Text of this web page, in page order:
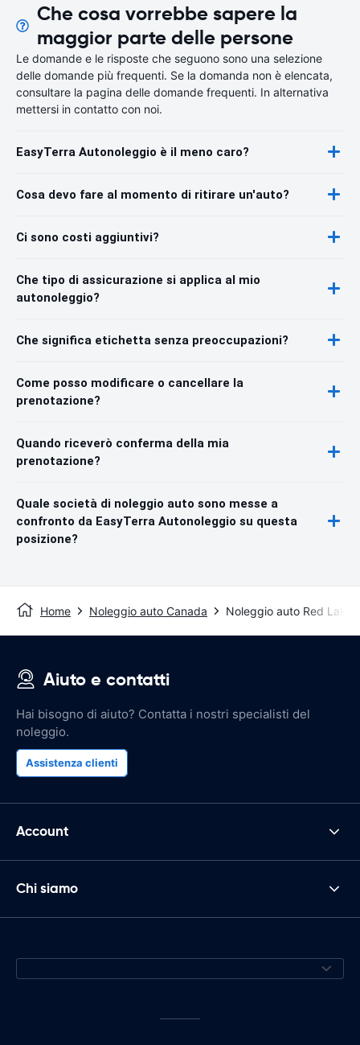
Che cosa vorrebbe sapere la
maggior parte delle persone
Le domande e le risposte che seguono sono una selezione
delle domande più frequenti. Se la domanda non è elencata,
consultare la pagina delle domande frequenti. In alternativa
mettersi in contatto con noi.
EasyTerra Autonoleggio è il meno caro?
Cosa devo fare al momento di ritirare un'auto?
Ci sono costi aggiuntivi?
Che tipo di assicurazione si applica al mio
autonoleggio?
Che significa etichetta senza preoccupazioni?
Come posso modificare o cancellare la
prenotazione?
Quando riceverò conferma della mia
prenotazione?
Quale società di noleggio auto sono messe a
confronto da EasyTerra Autonoleggio su questa
posizione?
Home Noleggio auto Canada Noleggio auto Red Lake
Aiuto e contatti
Hai bisogno di aiuto? Contatta i nostri specialisti del
noleggio.
Assistenza clienti
Account
Chi siamo